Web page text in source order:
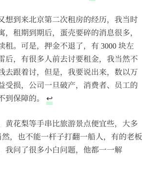
想到来北京第二次租房的经历，我当时
，租期到期后，蛋壳要碎的消息很多，
租。可是，押金不退了，有 3000 块左
后，有很多人前去讨要租金，我当然不
去跟着讨，但是，我要说出来，数以万
受损，公司一旦破产，消费者、员工的
到保障的。 ↩︎
黄花梨等手串比旅游景点便宜些，大多
然，也不能一杆子打翻一船人，有的老板
我问了很多小白问题，他都一一解